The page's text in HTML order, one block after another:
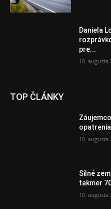
Daniela
pre...
10. augusta
TOP ČLÁNKY
10. augusta
Silné
takmer
10. augusta